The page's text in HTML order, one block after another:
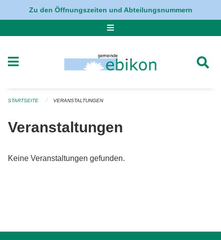
Navigation überspringen
Zu den Öffnungszeiten und Abteilungsnummern
STARTSEITE VERANSTALTUNGEN
Veranstaltungen
Keine Veranstaltungen gefunden.